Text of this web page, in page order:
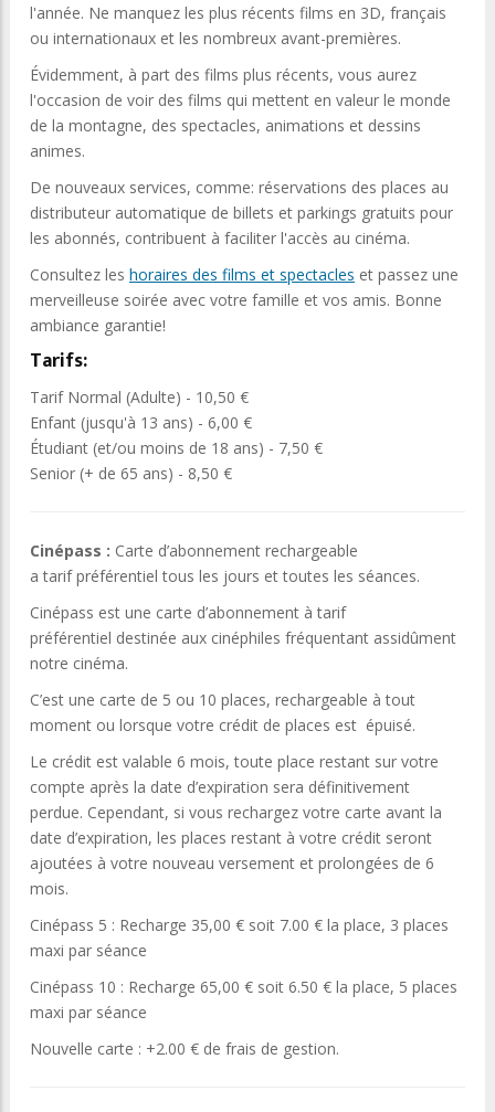
l'année. Ne manquez les plus récents films en 3D, français
ou internationaux et les nombreux avant-premières.
Évidemment, à part des films plus récents, vous aurez
l'occasion de voir des films qui mettent en valeur le monde
de la montagne, des spectacles, animations et dessins
animes.
De nouveaux services, comme: réservations des places au
distributeur automatique de billets et parkings gratuits pour
les abonnés, contribuent à faciliter l'accès au cinéma.
Consultez les horaires des films et spectacles et passez une
merveilleuse soirée avec votre famille et vos amis. Bonne
ambiance garantie!
Tarifs:
Tarif Normal (Adulte) - 10,50 €
Enfant (jusqu'à 13 ans) - 6,00 €
Étudiant (et/ou moins de 18 ans) - 7,50 €
Senior (+ de 65 ans) - 8,50 €
Cinépass : Carte d’abonnement rechargeable
a tarif préférentiel tous les jours et toutes les séances.
Cinépass est une carte d’abonnement à tarif
préférentiel destinée aux cinéphiles fréquentant assidûment
notre cinéma.
C’est une carte de 5 ou 10 places, rechargeable à tout
moment ou lorsque votre crédit de places est épuisé.
Le crédit est valable 6 mois, toute place restant sur votre
compte après la date d’expiration sera définitivement
perdue. Cependant, si vous rechargez votre carte avant la
date d’expiration, les places restant à votre crédit seront
ajoutées à votre nouveau versement et prolongées de 6
mois.
Cinépass 5 : Recharge 35,00 € soit 7.00 € la place, 3 places
maxi par séance
Cinépass 10 : Recharge 65,00 € soit 6.50 € la place, 5 places
maxi par séance
Nouvelle carte : +2.00 € de frais de gestion.